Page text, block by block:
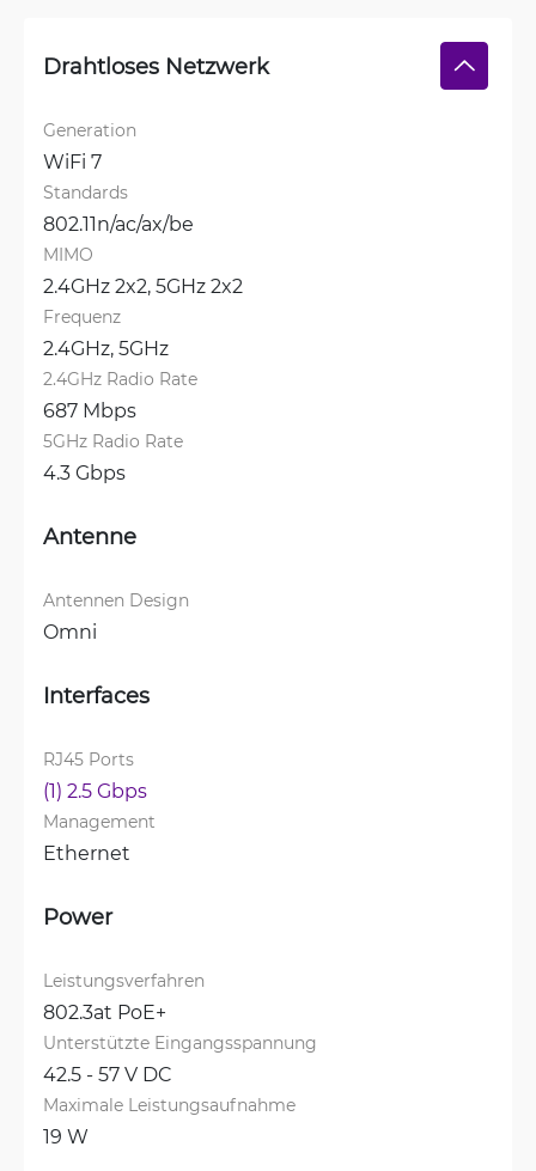
Drahtloses Netzwerk
Generation
WiFi 7
Standards
802.11n/ac/ax/be
MIMO
2.4GHz 2x2, 5GHz 2x2
Frequenz
2.4GHz, 5GHz
2.4GHz Radio Rate
687 Mbps
5GHz Radio Rate
4.3 Gbps
Antenne
Antennen Design
Omni
Interfaces
RJ45 Ports
(1) 2.5 Gbps
Management
Ethernet
Power
Leistungsverfahren
802.3at PoE+
Unterstützte Eingangsspannung
42.5 - 57 V DC
Maximale Leistungsaufnahme
19 W